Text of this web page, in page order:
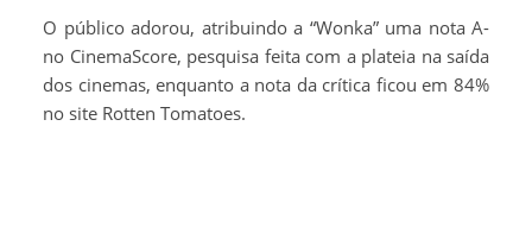
O público adorou, atribuindo a “Wonka” uma nota A-
no CinemaScore, pesquisa feita com a plateia na saída
dos cinemas, enquanto a nota da crítica ficou em 84%
no site Rotten Tomatoes.